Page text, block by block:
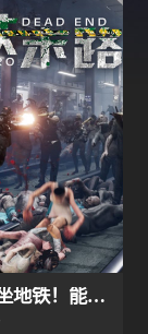
千万别去坐地铁！能活着出来的都是英雄！